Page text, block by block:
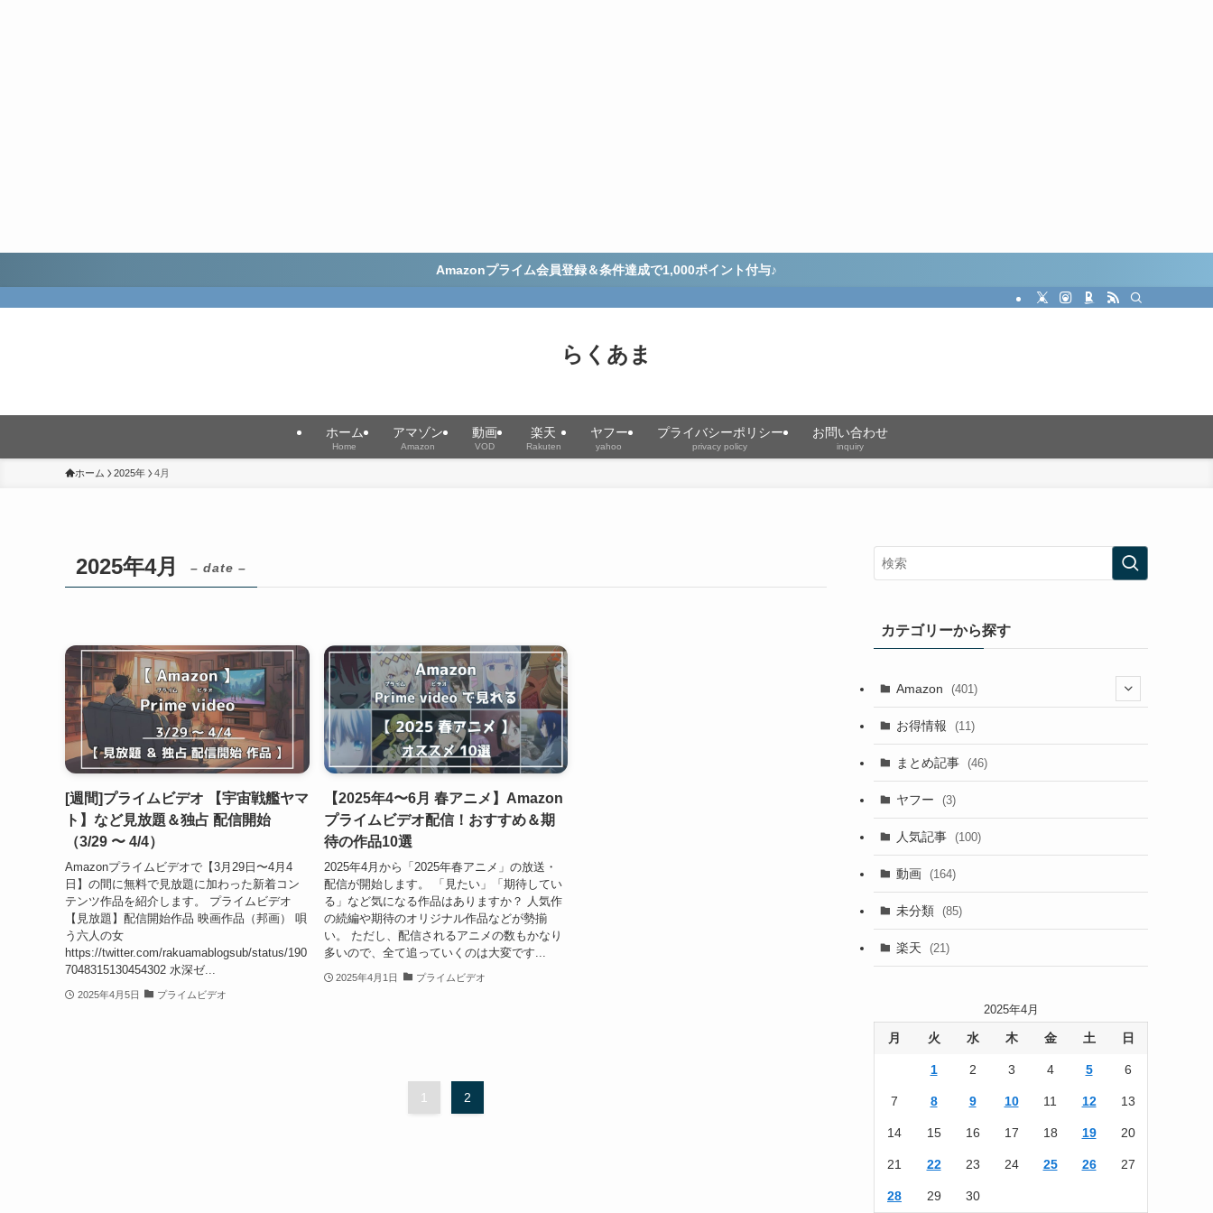
Amazonプライム会員登録＆条件達成で1,000ポイント付与♪
らくあま
ホーム
Home
アマゾン
Amazon
動画
VOD
楽天
Rakuten
ヤフー
yahoo
プライバシーポリシー
privacy policy
お問い合わせ
inquiry
ホーム 2025年 4月
2025年4月 – date –
[週間]プライムビデオ 【宇宙戦艦ヤマ
ト】など見放題＆独占 配信開始
（3/29 〜 4/4）
Amazonプライムビデオで【3月29日〜4月4
日】の間に無料で見放題に加わった新着コン
テンツ作品を紹介します。 プライムビデオ
【見放題】配信開始作品 映画作品（邦画） 唄
う六人の女
https://twitter.com/rakuamablogsub/status/190
7048315130454302 水深ゼ...
2025年4月5日 プライムビデオ
【2025年4〜6月 春アニメ】Amazon
プライムビデオ配信！おすすめ＆期
待の作品10選
2025年4月から「2025年春アニメ」の放送・
配信が開始します。 「見たい」「期待してい
る」など気になる作品はありますか？ 人気作
の続編や期待のオリジナル作品などが勢揃
い。 ただし、配信されるアニメの数もかなり
多いので、全て追っていくのは大変です...
2025年4月1日 プライムビデオ
1 2
カテゴリーから探す
Amazon (401)
(105)
(186)
お得情報 (11)
まとめ記事 (46)
ヤフー (3)
人気記事 (100)
動画 (164)
未分類 (85)
楽天 (21)
2025年4月
月 火 水 木 金 土 日
1 2 3 4 5 6
7 8 9 10 11 12 13
14 15 16 17 18 19 20
21 22 23 24 25 26 27
28 29 30